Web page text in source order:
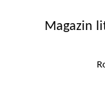
Magazin